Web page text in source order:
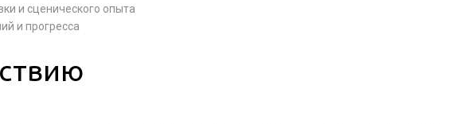
и сценического опыта
и прогресса